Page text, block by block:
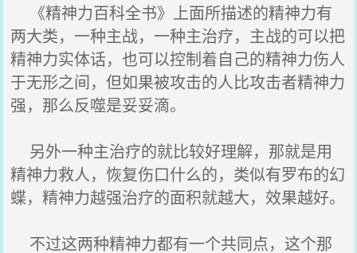
《精神力百科全书》上面所描述的精神力有
两大类，一种主战，一种主治疗，主战的可以把
精神力实体话，也可以控制着自己的精神力伤人
于无形之间，但如果被攻击的人比攻击者精神力
强，那么反噬是妥妥滴。
另外一种主治疗的就比较好理解，那就是用
精神力救人，恢复伤口什么的，类似有罗布的幻
蝶，精神力越强治疗的面积就越大，效果越好。
不过这两种精神力都有一个共同点，这个那